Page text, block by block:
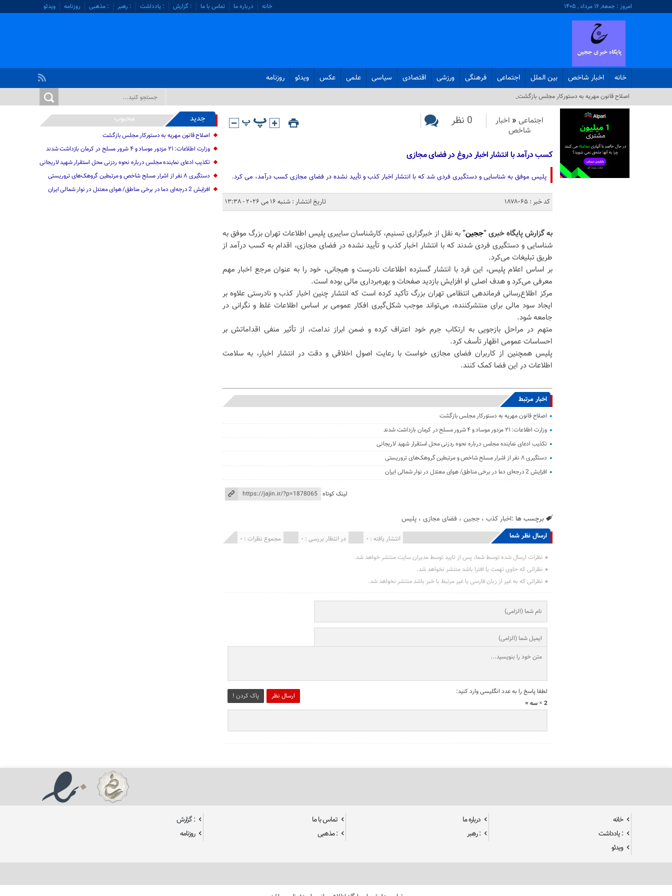
امروز : جمعه, ۱۶ مرداد , ۱۴۰۵ خانه درباره ما تماس با ما : گزارش : یادداشت : رهبر : مذهبی روزنامه ویدئو
خانه اخبار شاخص بین الملل اجتماعی فرهنگی ورزشی اقتصادی سیاسی علمی عکس ویدئو روزنامه
اصلاح قانون مهریه به دستورکار مجلس بازگشت_
اجتماعی « اخبار
شاخص
0 نظر
کسب درآمد با انتشار اخبار دروغ در فضای مجازی
پلیس موفق به شناسایی و دستگیری فردی شد که با انتشار اخبار کذب و تأیید نشده در فضای مجازی کسب درآمد، می کرد.
کد خبر : 1878065 تاریخ انتشار : شنبه 16 می 2026 - 13:38
به گزارش پایگاه خبری “ججین”به نقل از خبرگزاری تسنیم، کارشناسان سایبری پلیس اطلاعات تهران بزرگ موفق به
شناسایی و دستگیری فردی شدند که با انتشار اخبار کذب و تأیید نشده در فضای مجازی، اقدام به کسب درآمد از
طریق تبلیغات می‌کرد.
بر اساس اعلام پلیس، این فرد با انتشار گسترده اطلاعات نادرست و هیجانی، خود را به عنوان مرجع اخبار مهم
معرفی می‌کرد و هدف اصلی او افزایش بازدید صفحات و بهره‌برداری مالی بوده است.
مرکز اطلاع‌رسانی فرماندهی انتظامی تهران بزرگ تأکید کرده است که انتشار چنین اخبار کذب و نادرستی علاوه بر
ایجاد سود مالی برای منتشرکننده، می‌تواند موجب شکل‌گیری افکار عمومی بر اساس اطلاعات غلط و نگرانی در
جامعه شود.
متهم در مراحل بازجویی به ارتکاب جرم خود اعتراف کرده و ضمن ابراز ندامت، از تأثیر منفی اقداماتش بر
احساسات عمومی اظهار تأسف کرد.
پلیس همچنین از کاربران فضای مجازی خواست با رعایت اصول اخلاقی و دقت در انتشار اخبار، به سلامت
اطلاعات در این فضا کمک کنند.
اخبار مرتبط
اصلاح قانون مهریه به دستورکار مجلس بازگشت
وزارت اطلاعات: ۲۱ مزدور موساد و ۴ شرور مسلح در کرمان بازداشت شدند
تکذیب ادعای نماینده مجلس درباره نحوه ردزنی محل استقرار شهید لاریجانی
دستگیری ۸ نفر از اشرار مسلح شاخص و مرتبطین گروهک‌های تروریستی
افزایش 2 درجه‌ای دما در برخی مناطق/ هوای معتدل در نوار شمالی ایران
لینک کوتاه
برچسب ها :اخبار کذب ،ججین ، فضای مجازی ،پلیس
ارسال نظر شما مجموع نظرات : 0 در انتظار بررسی : 0 انتشار یافته : 0
نظرات ارسال شده توسط شما، پس از تایید توسط مدیران سایت منتشر خواهد شد.
نظراتی که حاوی تهمت یا افترا باشد منتشر نخواهد شد.
نظراتی که به غیر از زبان فارسی یا غیر مرتبط با خبر باشد منتشر نخواهد شد.
ارسال نظر پاک کردن !
لطفا پاسخ را به عدد انگلیسی وارد کنید:
2 × سه =
جدید محبوب
اصلاح قانون مهریه به دستورکار مجلس بازگشت
وزارت اطلاعات: ۲۱ مزدور موساد و ۴ شرور مسلح در کرمان بازداشت شدند
تکذیب ادعای نماینده مجلس درباره نحوه ردزنی محل استقرار شهید لاریجانی
دستگیری ۸ نفر از اشرار مسلح شاخص و مرتبطین گروهک‌های تروریستی
افزایش 2 درجه‌ای دما در برخی مناطق/ هوای معتدل در نوار شمالی ایران
خانه درباره ما تماس با ما
: گزارش
: یادداشت
: رهبر : مذهبی
روزنامه
ویدئو